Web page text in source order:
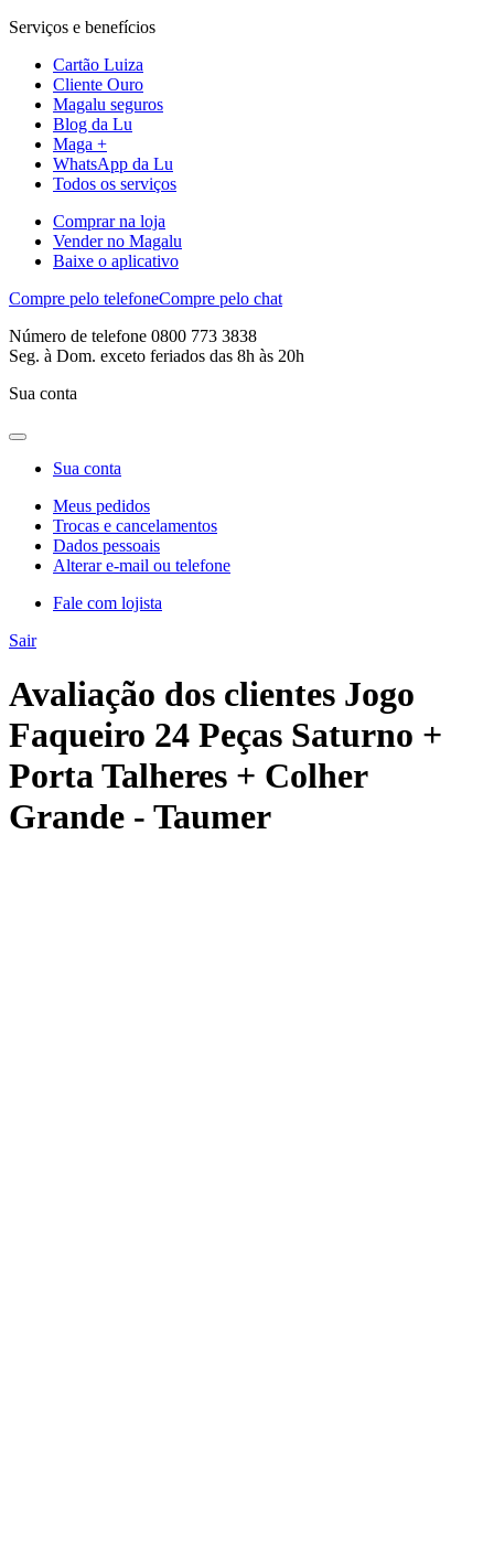
Serviços e benefícios
Cartão Luiza
Cliente Ouro
Magalu seguros
Blog da Lu
Maga +
WhatsApp da Lu
Todos os serviços
Comprar na loja
Vender no Magalu
Baixe o aplicativo
Compre pelo telefoneCompre pelo chat
Número de telefone 0800 773 3838
Seg. à Dom. exceto feriados das 8h às 20h
Sua conta
Sua conta
Meus pedidos
Trocas e cancelamentos
Dados pessoais
Alterar e-mail ou telefone
Fale com lojista
Sair
Avaliação dos clientes Jogo
Faqueiro 24 Peças Saturno +
Porta Talheres + Colher
Grande - Taumer